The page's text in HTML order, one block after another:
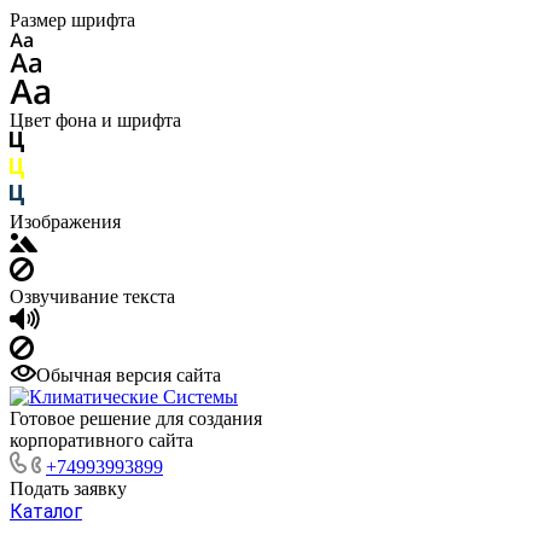
Размер шрифта
Цвет фона и шрифта
Изображения
Озвучивание текста
Обычная версия сайта
Готовое решение для создания
корпоративного сайта
+74993993899
Подать заявку
Каталог